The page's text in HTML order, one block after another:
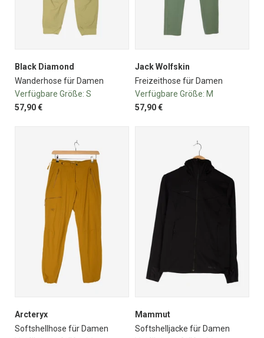
Black Diamond
Wanderhose für Damen
Verfügbare Größe: S
57,90 €
Jack Wolfskin
Freizeithose für Damen
Verfügbare Größe: M
57,90 €
Arcteryx
Softshellhose für Damen
Mammut
Softshelljacke für Damen